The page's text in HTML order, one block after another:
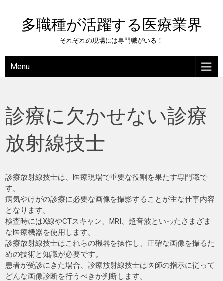
content多職種が活躍する医療業界
それぞれの現場には専門職がいる！
Menu
診療に欠かせない診療
放射線技士
診療放射線技士は、医療現場で重要な役割を果たす専門職で
す。
病気やけがの診療に必要な画像を撮影することが主な仕事内容
となります。
検査時にはX線やCTスキャン、MRI、超音波といったさまざま
な医療機器を使用します。
診療放射線技士はこれらの機器を操作し、正確な画像を撮るた
めの技術と知識が必要です。
患者が受診にきた場合、診療放射線技士は医師の指示に従って
どんな画像診断を行うべきか判断します。